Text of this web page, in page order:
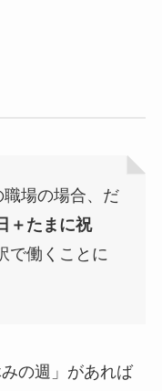
職場の場合、だ
＋たまに祝
で働くことに
の週」があれば